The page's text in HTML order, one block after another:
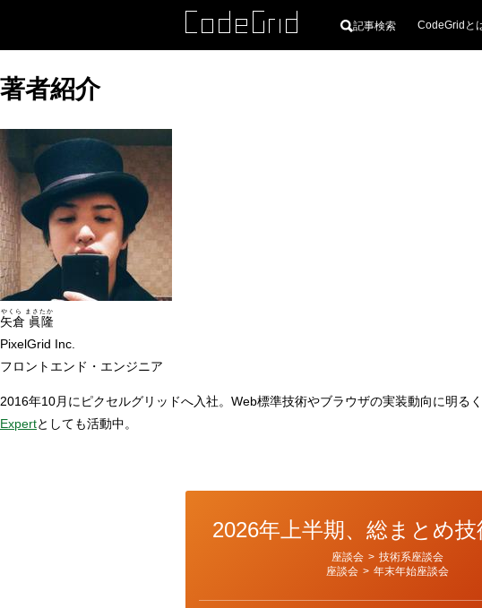
記事検索 CodeGridと
著者紹介
矢倉 眞隆
やくら まさたか
PixelGrid Inc.
フロントエンド・エンジニア
2016年10月にピクセルグリッドへ入社。Web標準技術やブラウザの実装動向に明
Expertとしても活動中。
2026年上半期、総まとめ技
ー
座談会 > 技術系座談会
座談会 > 年末年始座談会